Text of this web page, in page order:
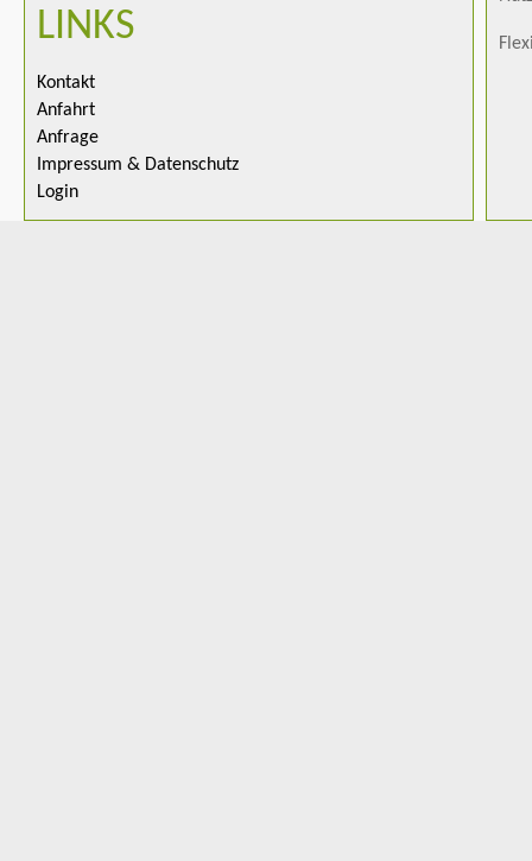
LINKS
Kontakt
Anfahrt
Anfrage
Impressum & Datenschutz
Login